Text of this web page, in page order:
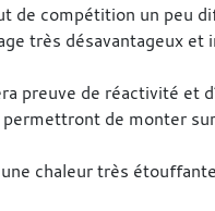
de compétition un peu
très désavantageux
preuve de réactivité et
de monter
chaleur très